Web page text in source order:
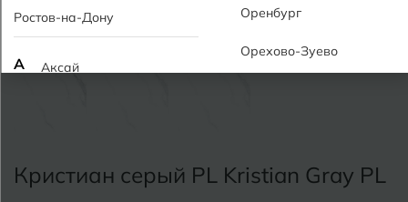
Кристиан серый PL Kristian Gray PL
Ростов-на-Дону
А Аксай
Анапа
Оренбург
Орехово-Зуево
Псков